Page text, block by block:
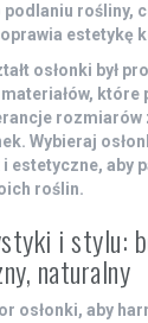
podlaniu rośliny,
estetykę
osłonki był
które
rozmiarów
Wybieraj
estetyczne, aby
roślin.
i stylu:
naturalny
osłonki, aby